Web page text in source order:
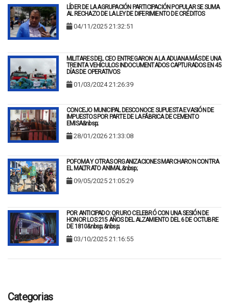
LÍDER DE LA AGRUPACIÓN PARTICIPACIÓN POPULAR SE SUMA
AL RECHAZO DE LA LEY DE DIFERIMIENTO DE CRÉDITOS
04/11/2025 21:32:51
MILITARES DEL CEO ENTREGARON A LA ADUANA MÁS DE UNA
TREINTA VEHÍCULOS INDOCUMENTADOS CAPTURADOS EN 45
DÍAS DE OPERATIVOS
01/03/2024 21:26:39
CONCEJO MUNICIPAL DESCONOCE SUPUESTA EVASIÓN DE
IMPUESTOS POR PARTE DE LA FÁBRICA DE CEMENTO
EMISA&nbsp;
28/01/2026 21:33:08
POFOMA Y OTRAS ORGANIZACIONES MARCHARON CONTRA
EL MALTRATO ANIMAL&nbsp;
09/05/2025 21:05:29
POR ANTICIPADO: ORURO CELEBRÓ CON UNA SESIÓN DE
HONOR LOS 215 AÑOS DEL ALZAMIENTO DEL 6 DE OCTUBRE
DE 1810&nbsp; &nbsp;
03/10/2025 21:16:55
Categorias